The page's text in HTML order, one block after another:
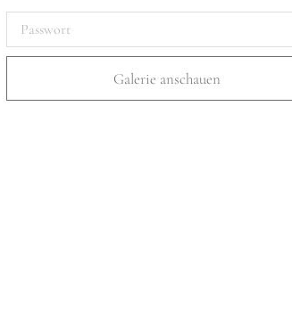
Galerie anschauen